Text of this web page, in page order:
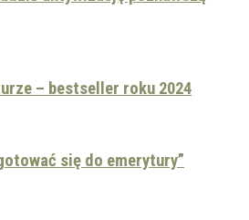
– bestseller roku 2024
się do emerytury”